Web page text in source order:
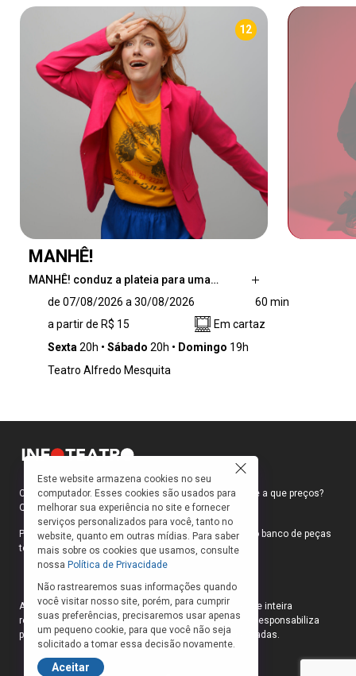
12
MANHÊ!
MANHÊ! conduz a plateia para uma…
ao maravilhoso, misterioso, paradoxal e
assustador mundo da “maternagem” – esse
termo cunhado com precisão para deixar, na
mãe os cuidados e as responsabilidade sobre
de 07/08/2026 a 30/08/2026
60 min
a partir de R$ 15
Em cartaz
Sexta 20h Sábado 20h Domingo 19h
Teatro Alfredo Mesquita
Como faço para ir ao teatro? Onde compro ingressos e a que preços?
Quais peças estão em cartaz?
Para responder a essas e outras perguntas, criamos o banco de peças
teatrais do INFOTEATRO.
As informações das peças cadastradas no site são de inteira
responsabilidade das produções. O Infoteatro não se responsabiliza
pela atualização das informações das peças cadastradas.
Este website armazena cookies no seu
computador. Esses cookies são usados para
melhorar sua experiência no site e fornecer
serviços personalizados para você, tanto no
website, quanto em outras mídias. Para saber
mais sobre os cookies que usamos, consulte
nossa Política de Privacidade
Não rastrearemos suas informações quando
você visitar nosso site, porém, para cumprir
suas preferências, precisaremos usar apenas
um pequeno cookie, para que você não seja
solicitado a tomar essa decisão novamente.
Aceitar